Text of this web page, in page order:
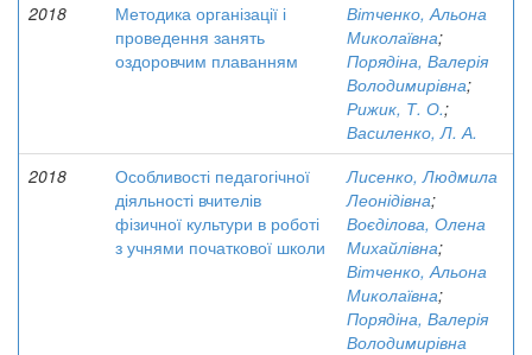
2018
Методика організації і
проведення занять
оздоровчим плаванням
Вітченко, Альона
Миколаївна;
Порядіна, Валерія
Володимирівна;
Рижик, Т. О.;
Василенко, Л. А.
2018
Особливості педагогічної
діяльності вчителів
фізичної культури в роботі
з учнями початкової школи
Лисенко, Людмила
Леонідівна;
Воєділова, Олена
Михайлівна;
Вітченко, Альона
Миколаївна;
Порядіна, Валерія
Володимирівна